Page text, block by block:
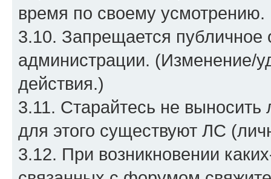
время по своему усмотрению.
3.10. Запрещается публичное
администрации. (Изменение/
действия.)
3.11. Старайтесь не
для этого существуют ЛС
3.12. При возникновении